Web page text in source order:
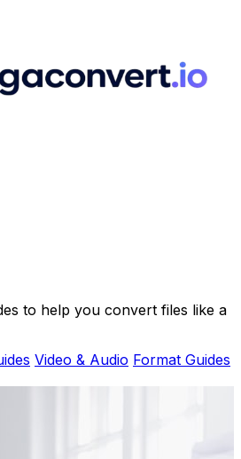
to help you convert files like a
Video & Audio Format Guides